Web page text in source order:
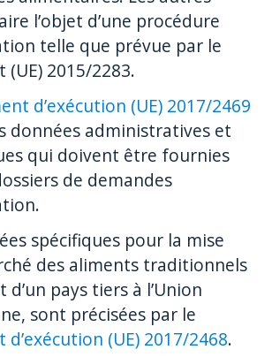
l’objet d’une procédure
telle que prévue par le
(UE) 2015/2283.
d’exécution (UE) 2017/2469
données administratives et
qui doivent être fournies
de demandes
spécifiques pour la mise
des aliments traditionnels
pays tiers à l’Union
sont précisées par le
d’exécution (UE) 2017/2468.